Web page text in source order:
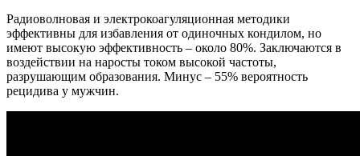
Радиоволновая и электрокоагуляционная методики
эффективны для избавления от одиночных кондилом, но
имеют высокую эффективность – около 80%. Заключаются в
воздействии на наросты током высокой частоты,
разрушающим образования. Минус – 55% вероятность
рецидива у мужчин.